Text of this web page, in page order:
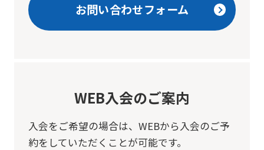
お問い合わせフォーム
WEB入会のご案内
入会をご希望の場合は、 WEBから入会のご予
約をしていただくことが可能です。